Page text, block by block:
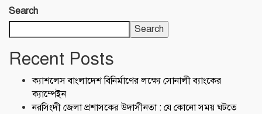
Search
Search
Recent Posts
ক্যাশলেস বাংলাদেশ বিনির্মাণের লক্ষ্যে সোনালী ব্যাংকের
ক্যাম্পেইন
নরসিংদী জেলা প্রশাসকের উদাসীনতা : যে কোনো সময় ঘটতে